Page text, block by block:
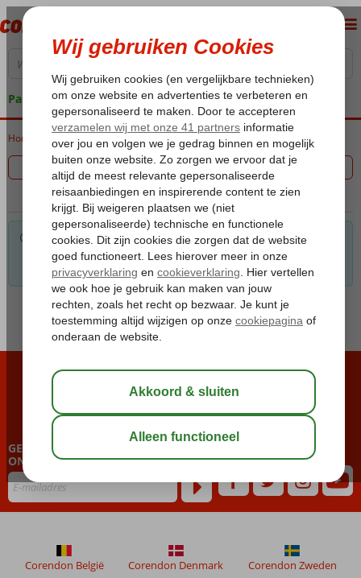
Pakketgarantie
Home Vakantie reizen
Filter 0 aanbiedingen
Voor de gekozen criteria hebben we helaas geen
mogelijkheden. Tip: verwijder een of meerdere criteria om toch
mogelijkheden te vinden.
BEL NU ONS CONTACT CENTER
023 751 06 06
GEPERSONALISEERDE NIEUWSBRIEF
ONTVANGEN?
Corendon België Corendon Denmark Corendon Zweden